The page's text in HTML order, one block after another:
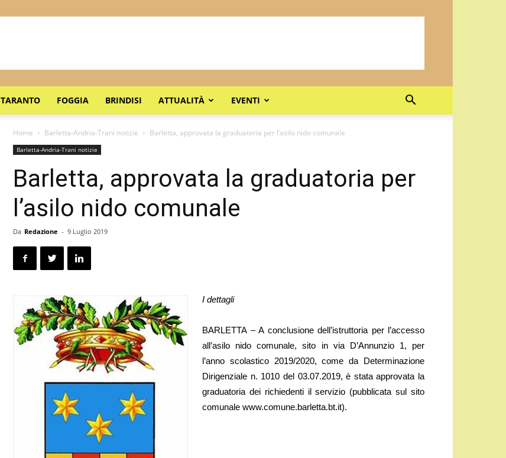
TARANTO FOGGIA BRINDISI ATTUALITÀ EVENTI
Home Barletta-Andria-Trani notizie Barletta, approvata la graduatoria per l’asilo nido comunale
Barletta-Andria-Trani notizie
Barletta, approvata la graduatoria per
l’asilo nido comunale
Da Redazione - 9 Luglio 2019
I dettagli
BARLETTA – A conclusione dell’istruttoria per l’accesso
all’asilo nido comunale, sito in via D’Annunzio 1, per
l’anno scolastico 2019/2020, come da Determinazione
Dirigenziale n. 1010 del 03.07.2019, è stata approvata la
graduatoria dei richiedenti il servizio (pubblicata sul sito
comunale www.comune.barletta.bt.it).